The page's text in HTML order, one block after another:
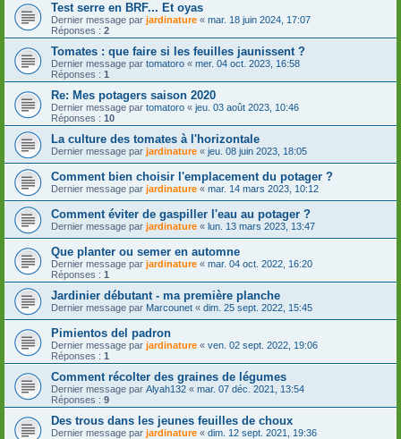
Test serre en BRF... Et oyas
Dernier message par jardinature « mar. 18 juin 2024, 17:07
Réponses : 2
Tomates : que faire si les feuilles jaunissent ?
Dernier message par tomatoro « mer. 04 oct. 2023, 16:58
Réponses : 1
Re: Mes potagers saison 2020
Dernier message par tomatoro « jeu. 03 août 2023, 10:46
Réponses : 10
La culture des tomates à l'horizontale
Dernier message par jardinature « jeu. 08 juin 2023, 18:05
Comment bien choisir l'emplacement du potager ?
Dernier message par jardinature « mar. 14 mars 2023, 10:12
Comment éviter de gaspiller l'eau au potager ?
Dernier message par jardinature « lun. 13 mars 2023, 13:47
Que planter ou semer en automne
Dernier message par jardinature « mar. 04 oct. 2022, 16:20
Réponses : 1
Jardinier débutant - ma première planche
Dernier message par Marcounet « dim. 25 sept. 2022, 15:45
Pimientos del padron
Dernier message par jardinature « ven. 02 sept. 2022, 19:06
Réponses : 1
Comment récolter des graines de légumes
Dernier message par Alyah132 « mar. 07 déc. 2021, 13:54
Réponses : 9
Des trous dans les jeunes feuilles de choux
Dernier message par jardinature « dim. 12 sept. 2021, 19:36